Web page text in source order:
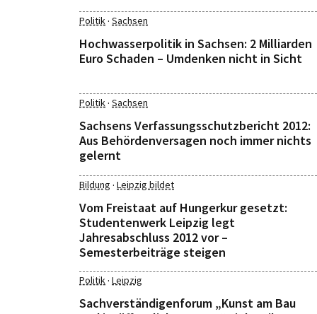
Politik· Sachsen
Hochwasserpolitik in Sachsen: 2 Milliarden
Euro Schaden – Umdenken nicht in Sicht
Politik· Sachsen
Sachsens Verfassungsschutzbericht 2012:
Aus Behördenversagen noch immer nichts
gelernt
Bildung · Leipzig bildet
Vom Freistaat auf Hungerkur gesetzt:
Studentenwerk Leipzig legt
Jahresabschluss 2012 vor –
Semesterbeiträge steigen
Politik· Leipzig
Sachverständigenforum „Kunst am Bau